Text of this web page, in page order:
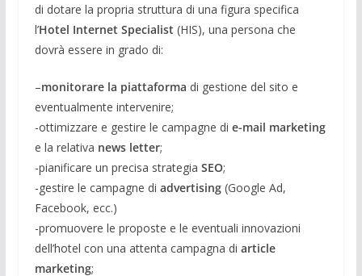
di dotare la propria struttura di una figura specifica
l’Hotel Internet Specialist (HIS), una persona che
dovrà essere in grado di:
–monitorare la piattaforma di gestione del sito e
eventualmente intervenire;
-ottimizzare e gestire le campagne di e-mail marketing
e la relativa news letter;
-pianificare un precisa strategia SEO;
-gestire le campagne di advertising(Google Ad,
Facebook, ecc.)
-promuovere le proposte e le eventuali innovazioni
dell’hotel con una attenta campagna di article
marketing;